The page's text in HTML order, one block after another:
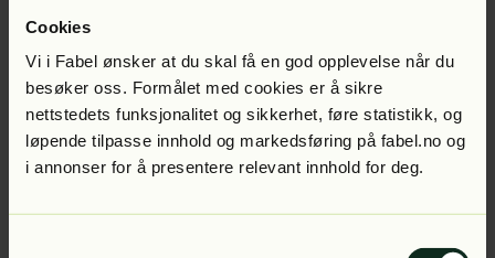
Cookies
Vi i Fabel ønsker at du skal få en god opplevelse når du
besøker oss. Formålet med cookies er å sikre
nettstedets funksjonalitet og sikkerhet, føre statistikk, og
løpende tilpasse innhold og markedsføring på fabel.no og
i annonser for å presentere relevant innhold for deg.